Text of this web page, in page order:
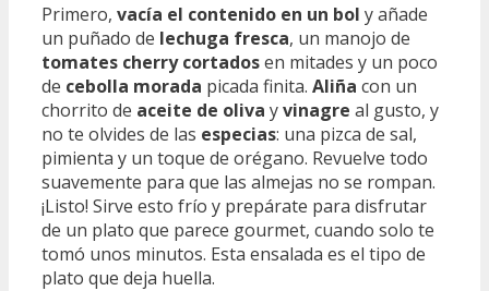
Primero, vacía el contenido en un bol y añade
un puñado de lechuga fresca, un manojo de
tomates cherry cortadosen mitades y un poco
de cebolla morada picada finita. Aliña con un
chorrito de aceite de oliva yvinagre al gusto, y
no te olvides de las especias: una pizca de sal,
pimienta y un toque de orégano. Revuelve todo
suavemente para que las almejas no se rompan.
¡Listo! Sirve esto frío y prepárate para disfrutar
de un plato que parece gourmet, cuando solo te
tomó unos minutos. Esta ensalada es el tipo de
plato que deja huella.